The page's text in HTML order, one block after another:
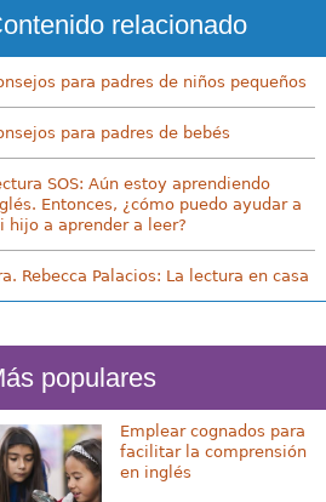
relacionado
para padres de niños pequeños
para padres de bebés
SOS: Aún estoy aprendiendo
Entonces, ¿cómo puedo ayudar a
hijo a aprender a leer?
Rebecca Palacios: La lectura en casa
populares
Emplear cognados para
facilitar la comprensión
en inglés